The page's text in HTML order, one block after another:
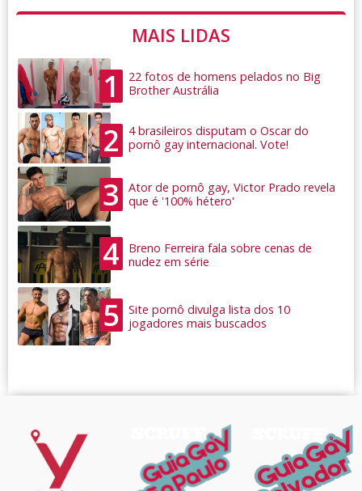
MAIS LIDAS
1
22 fotos de homens pelados no Big
Brother Austrália
2
4 brasileiros disputam o Oscar do
pornô gay internacional. Vote!
3
Ator de pornô gay, Victor Prado revela
que é '100% hétero'
4
Breno Ferreira fala sobre cenas de
nudez em série
5
Site pornô divulga lista dos 10
jogadores mais buscados